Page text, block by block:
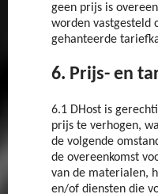
geen prijs is
worden vastgesteld
gehanteerde
6. Prijs- en
6.1 DHost is
prijs te verhogen,
de volgende
de overeenkomst
van de materialen,
en/of diensten die